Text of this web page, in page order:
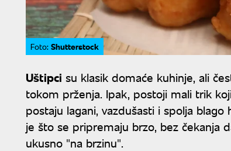
Foto: Shutterstock
Uštipci su klasik domaće kuhinje, ali
tokom prženja. Ipak, postoji mali trik
postaju lagani, vazdušasti i spolja
je što se pripremaju brzo, bez čekanja
ukusno "na brzinu".